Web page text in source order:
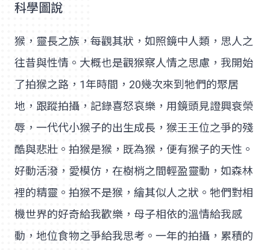
科學圖說
猴，靈長之族，每觀其狀，如照鏡中人類，思人之
往昔與性情。大概也是觀猴察人情之思慮，我開始
了拍猴之路，1年時間，20幾次來到牠們的聚居
地，跟蹤拍攝，記錄喜怒哀樂，用鏡頭見證興衰榮
辱，一代代小猴子的出生成長，猴王王位之爭的殘
酷與悲壯。拍猴是猴，既為猴，便有猴子的天性。
好動活潑，愛模仿，在樹梢之間輕盈靈動，如森林
裡的精靈。拍猴不是猴，繪其似人之狀。牠們對相
機世界的好奇給我歡樂，母子相依的溫情給我感
動，地位食物之爭給我思考。一年的拍攝，累積的